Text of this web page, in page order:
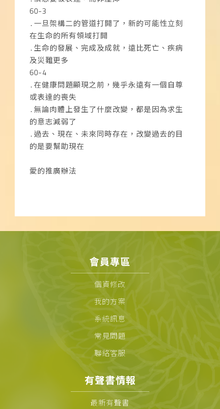
60-3
․一旦架構二的管道打開了，新的可能性立刻
在生命的所有領域打開
․生命的發展、完成及成就，遠比死亡、疾病
及災難更多
60-4
․在健康問題顯現之前，幾乎永遠有一個自尊
或表達的喪失
․無論肉體上發生了什麼改變，都是因為求生
的意志減弱了
․過去、現在、未來同時存在，改變過去的目
的是要幫助現在
愛的推廣辦法
會員專區
個資修改
我的方案
系統訊息
常見問題
聯絡客服
有聲書情報
最新有聲書